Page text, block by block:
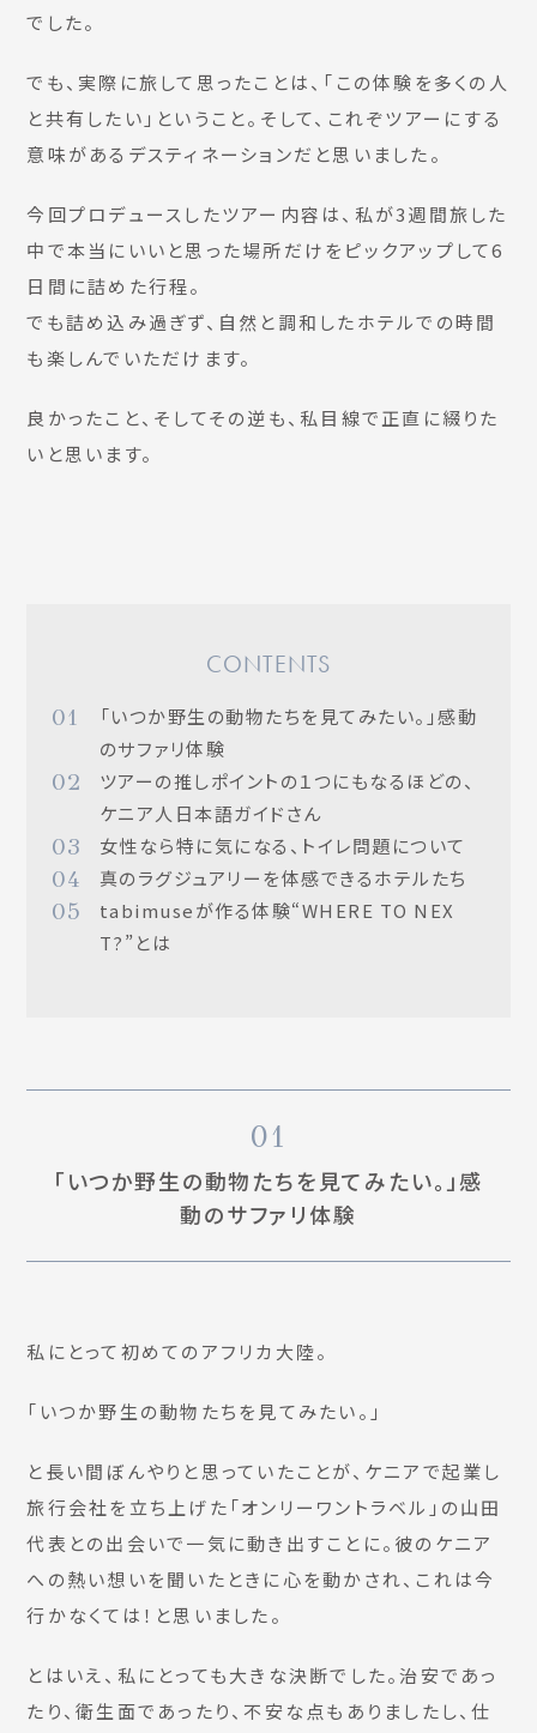
でした。
でも、実際に旅して思ったことは、「この体験を多くの人
と共有したい」ということ。そして、これぞツアーにする
意味があるデスティネーションだと思いました。
今回プロデュースしたツアー内容は、私が3週間旅した
中で本当にいいと思った場所だけをピックアップして6
日間に詰めた行程。
でも詰め込み過ぎず、自然と調和したホテルでの時間
も楽しんでいただけます。
良かったこと、そしてその逆も、私目線で正直に綴りた
いと思います。
CONTENTS
01
「いつか野生の動物たちを見てみたい。」感動
のサファリ体験
02
ツアーの推しポイントの１つにもなるほどの、
ケニア人日本語ガイドさん
03 女性なら特に気になる、トイレ問題について
04 真のラグジュアリーを体感できるホテルたち
05
tabimuseが作る体験“WHERE TO NEX
T?”とは
01
「いつか野生の動物たちを見てみたい。」感
動のサファリ体験
私にとって初めてのアフリカ大陸。
「いつか野生の動物たちを見てみたい。」
と長い間ぼんやりと思っていたことが、ケニアで起業し
旅行会社を立ち上げた「オンリーワントラベル」の山田
代表との出会いで一気に動き出すことに。彼のケニア
への熱い想いを聞いたときに心を動かされ、これは今
行かなくては！と思いました。
とはいえ、私にとっても大きな決断でした。治安であっ
たり、衛生面であったり、不安な点もありましたし、仕